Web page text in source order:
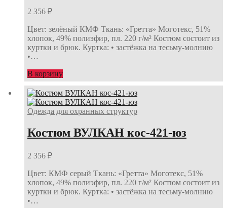
2 356 ₽
Цвет: зелёный КМФ Ткань: «Гретта» Моготекс, 51%
хлопок, 49% полиэфир, пл. 220 г/м² Костюм состоит из
куртки и брюк. Куртка: • застёжка на тесьму-молнию
•…
В корзину
Одежда для охранных структур
Костюм ВУЛКАН кос-421-юз
2 356 ₽
Цвет: КМФ серый Ткань: «Гретта» Моготекс, 51%
хлопок, 49% полиэфир, пл. 220 г/м² Костюм состоит из
куртки и брюк. Куртка: • застёжка на тесьму-молнию
•…